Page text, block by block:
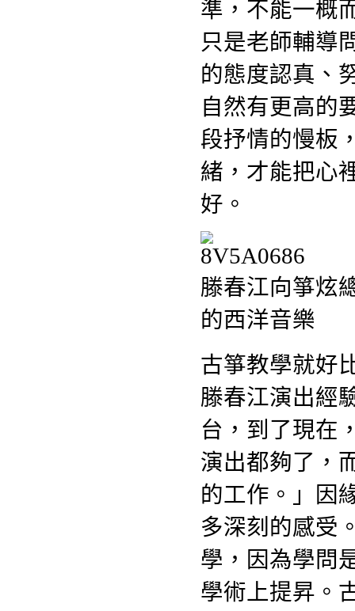
準，不能一概
只是老師輔導
的態度認真、
自然有更高的
段抒情的慢板
緒，才能把心
好。
滕春江向箏炫
的西洋音樂
古箏教學就好
滕春江演出經
台，到了現在
演出都夠了，
的工作。」因
多深刻的感受
學，因為學問
學術上提昇。